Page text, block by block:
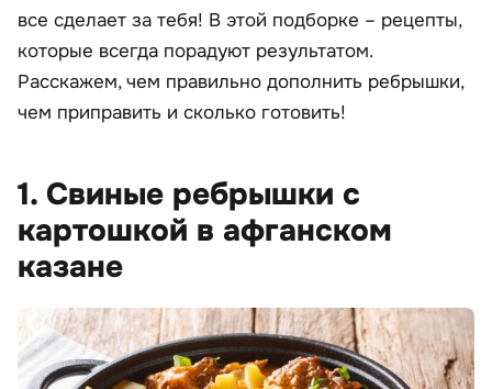
все сделает за тебя! В этой подборке – рецепты,
которые всегда порадуют результатом.
Расскажем, чем правильно дополнить ребрышки,
чем приправить и сколько готовить!
1. Свиные ребрышки с
картошкой в афганском
казане